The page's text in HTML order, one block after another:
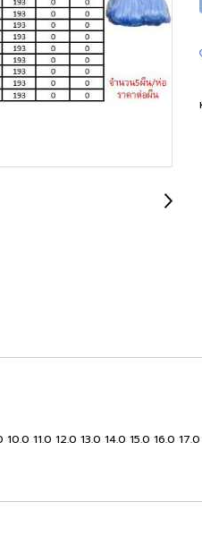
11.0 12.0 13.0 14.0 15.0 16.0